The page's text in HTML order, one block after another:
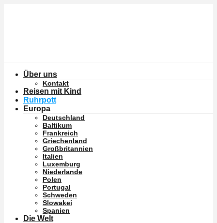
Über uns
Kontakt
Reisen mit Kind
Ruhrpott
Europa
Deutschland
Baltikum
Frankreich
Griechenland
Großbritannien
Italien
Luxemburg
Niederlande
Polen
Portugal
Schweden
Slowakei
Spanien
Die Welt